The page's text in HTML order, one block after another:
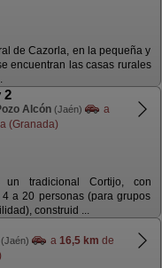
de Cazorla, en la pequeña y
encuentran las casas rurales
2
Alcón (Jaén)
a
(Granada)
tradicional Cortijo, con
a 20 personas (para grupos
construid ...
(Jaén) a 16,5 km de